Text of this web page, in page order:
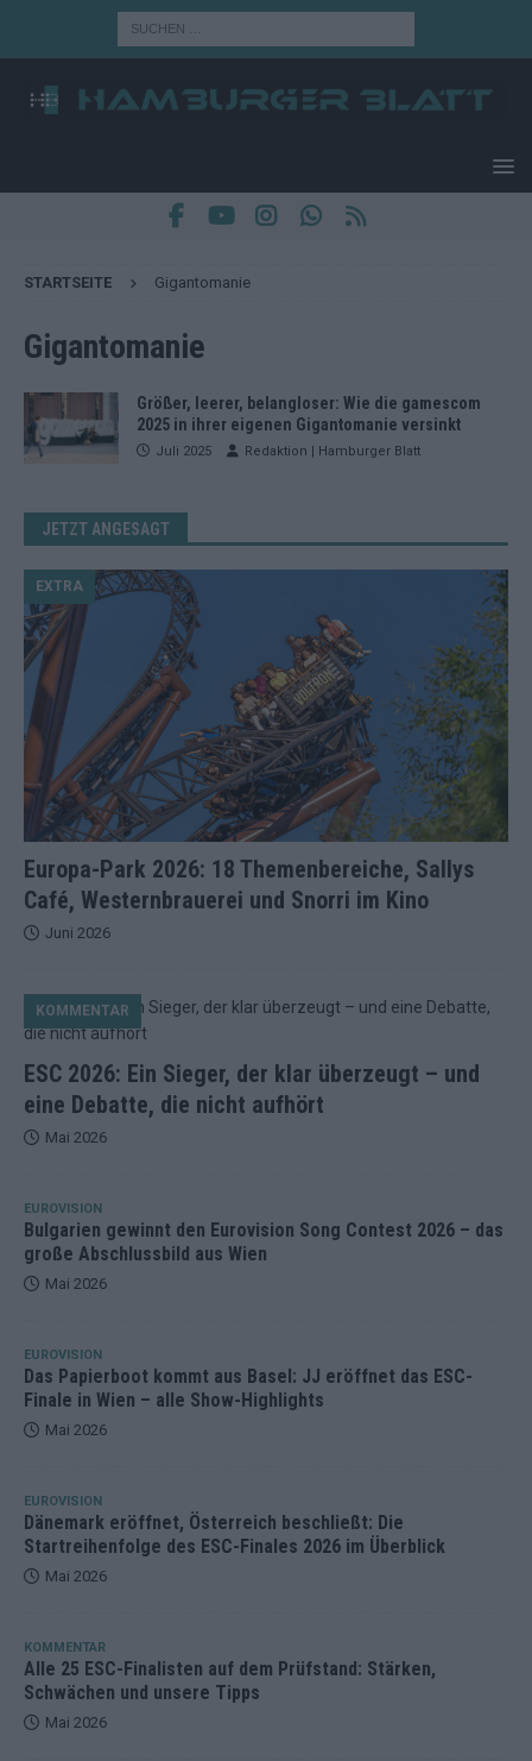
STARTSEITE Gigantomanie
Gigantomanie
Größer, leerer, belangloser: Wie die gamescom
2025 in ihrer eigenen Gigantomanie versinkt
Juli 2025 Redaktion | Hamburger Blatt
JETZT ANGESAGT
Europa-Park 2026: 18 Themenbereiche, Sallys
Café, Westernbrauerei und Snorri im Kino
EXTRA
Juni 2026
ESC 2026: Ein Sieger, der klar überzeugt – und
eine Debatte, die nicht aufhört
KOMMENTAR
Mai 2026
EUROVISION
Bulgarien gewinnt den Eurovision Song Contest 2026 – das
große Abschlussbild aus Wien
Mai 2026
EUROVISION
Das Papierboot kommt aus Basel: JJ eröffnet das ESC-
Finale in Wien – alle Show-Highlights
Mai 2026
EUROVISION
Dänemark eröffnet, Österreich beschließt: Die
Startreihenfolge des ESC-Finales 2026 im Überblick
Mai 2026
KOMMENTAR
Alle 25 ESC-Finalisten auf dem Prüfstand: Stärken,
Schwächen und unsere Tipps
Mai 2026